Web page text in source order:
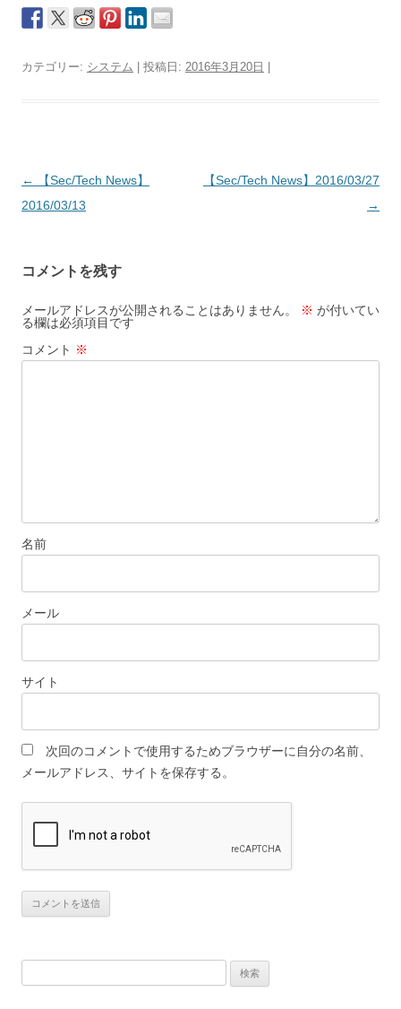
カテゴリー: システム | 投稿日: 2016年3月20日
投
稿
ゲ
ー
シ
ョ
←
【Sec/Tech News】
2016/03/13
【Sec/Tech News】2016/03/27
→
コメントを残す
メールアドレスが公開されることはありません。 ※ が付いてい
る欄は必須項目です
コメント ※
名前
メール
サイト
次回のコメントで使用するためブラウザーに自分の名前、
メールアドレス、サイトを保存する。